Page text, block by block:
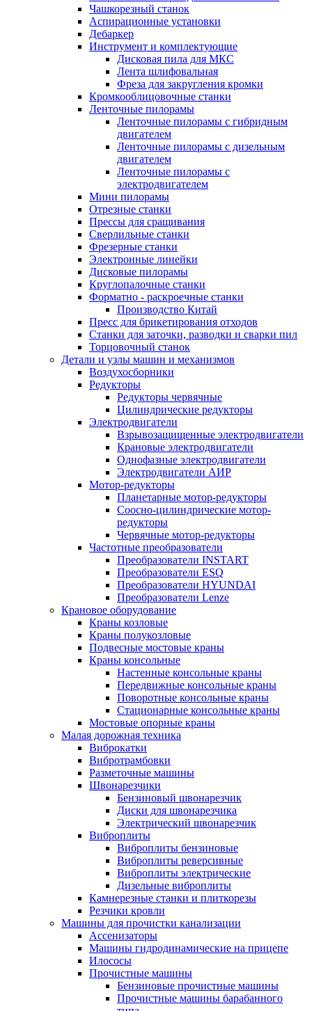
Чашкорезный станок
Аспирационные установки
Дебаркер
Инструмент и комплектующие
Дисковая пила для МКС
Лента шлифовальная
Фреза для закругления кромки
Кромкооблицовочные станки
Ленточные пилорамы
Ленточные пилорамы с гибридным
двигателем
Ленточные пилорамы с дизельным
двигателем
Ленточные пилорамы с
электродвигателем
Мини пилорамы
Отрезные станки
Прессы для сращивания
Сверлильные станки
Фрезерные станки
Электронные линейки
Дисковые пилорамы
Круглопалочные станки
Форматно - раскроечные станки
Производство Китай
Пресс для брикетирования отходов
Станки для заточки, разводки и сварки пил
Торцовочный станок
Детали и узлы машин и механизмов
Воздухосборники
Редукторы
Редукторы червячные
Цилиндрические редукторы
Электродвигатели
Взрывозащищенные электродвигатели
Крановые электродвигатели
Однофазные электродвигатели
Электродвигатели АИР
Мотор-редукторы
Планетарные мотор-редукторы
Соосно-цилиндрические мотор-
редукторы
Червячные мотор-редукторы
Частотные преобразователи
Преобразователи INSTART
Преобразователи ESQ
Преобразователи HYUNDAI
Преобразователи Lenze
Крановое оборудование
Краны козловые
Краны полукозловые
Подвесные мостовые краны
Краны консольные
Настенные консольные краны
Передвижные консольные краны
Поворотные консольные краны
Стационарные консольные краны
Мостовые опорные краны
Малая дорожная техника
Виброкатки
Вибротрамбовки
Разметочные машины
Швонарезчики
Бензиновый швонарезчик
Диски для швонарезчика
Электрический швонарезчик
Виброплиты
Виброплиты бензиновые
Виброплиты реверсивные
Виброплиты электрические
Дизельные виброплиты
Камнерезные станки и плиткорезы
Резчики кровли
Машины для прочистки канализации
Ассенизаторы
Машины гидродинамические на прицепе
Илососы
Прочистные машины
Бензиновые прочистные машины
Прочистные машины барабанного